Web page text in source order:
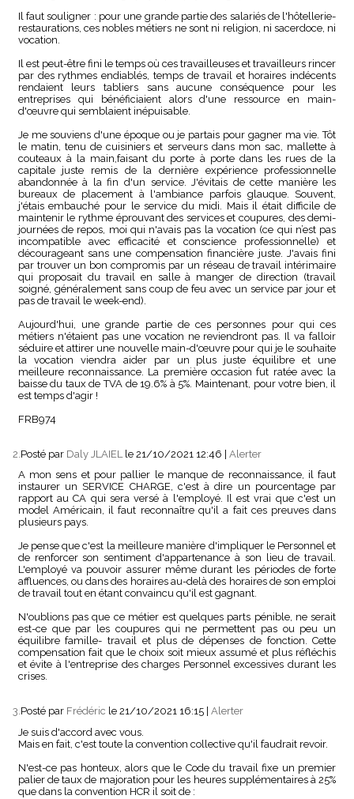
Il faut souligner : pour une grande partie des salariés de l'hôtellerie-
restaurations, ces nobles métiers ne sont ni religion, ni sacerdoce, ni
vocation.
Il est peut-être fini le temps où ces travailleuses et travailleurs rincer
par des rythmes endiablés, temps de travail et horaires indécents
rendaient leurs tabliers sans aucune conséquence pour les
entreprises qui bénéficiaient alors d'une ressource en main-
d'œuvre qui semblaient inépuisable.
Je me souviens d'une époque ou je partais pour gagner ma vie. Tôt
le matin, tenu de cuisiniers et serveurs dans mon sac, mallette à
couteaux à la main,faisant du porte à porte dans les rues de la
capitale juste remis de la dernière expérience professionnelle
abandonnée à la fin d'un service. J'évitais de cette manière les
bureaux de placement à l'ambiance parfois glauque. Souvent,
j'étais embauché pour le service du midi. Mais il était difficile de
maintenir le rythme éprouvant des services et coupures, des demi-
journées de repos, moi qui n'avais pas la vocation (ce qui n’est pas
incompatible avec efficacité et conscience professionnelle) et
décourageant sans une compensation financière juste. J'avais fini
par trouver un bon compromis par un réseau de travail intérimaire
qui proposait du travail en salle à manger de direction (travail
soigné, généralement sans coup de feu avec un service par jour et
pas de travail le week-end).
Aujourd'hui, une grande partie de ces personnes pour qui ces
métiers n'étaient pas une vocation ne reviendront pas. Il va falloir
séduire et attirer une nouvelle main-d'œuvre pour qui je le souhaite
la vocation viendra aider par un plus juste équilibre et une
meilleure reconnaissance. La première occasion fut ratée avec la
baisse du taux de TVA de 19.6% à 5%. Maintenant, pour votre bien, il
est temps d'agir !
FRB974
2. Posté par Daly JLAIEL le 21/10/2021 12:46 | Alerter
A mon sens et pour pallier le manque de reconnaissance, il faut
instaurer un SERVICE CHARGE, c'est à dire un pourcentage par
rapport au CA qui sera versé à l'employé. Il est vrai que c'est un
model Américain, il faut reconnaître qu'il a fait ces preuves dans
plusieurs pays.
Je pense que c'est la meilleure manière d'impliquer le Personnel et
de renforcer son sentiment d'appartenance à son lieu de travail.
L'employé va pouvoir assurer même durant les périodes de forte
affluences, ou dans des horaires au-delà des horaires de son emploi
de travail tout en étant convaincu qu'il est gagnant.
N'oublions pas que ce métier est quelques parts pénible, ne serait
est-ce que par les coupures qui ne permettent pas ou peu un
équilibre famille- travail et plus de dépenses de fonction. Cette
compensation fait que le choix soit mieux assumé et plus réfléchis
et évite à l'entreprise des charges Personnel excessives durant les
crises.
3. Posté par Frédéric le 21/10/2021 16:15 Alerter
Je suis d'accord avec vous.
Mais en fait, c'est toute la convention collective qu'il faudrait revoir.
N'est-ce pas honteux, alors que le Code du travail fixe un premier
palier de taux de majoration pour les heures supplémentaires à 25%
que dans la convention HCR il soit de :